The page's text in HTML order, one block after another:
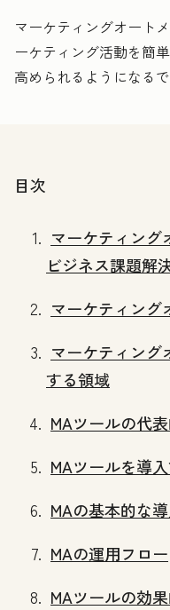
マーケティングオート
ーケティング活動を簡
高められるようになるで
目次
マーケティング
ビジネス課題解
マーケティング
マーケティング
する領域
MAツールの代
MAツールを導
MAの基本的な
MAの運用フロー
MAツールの効